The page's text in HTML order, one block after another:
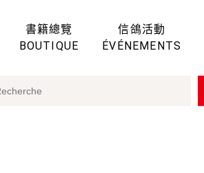
書籍總覽
BOUTIQUE
信鴿活動
ÉVÉNEMENTS